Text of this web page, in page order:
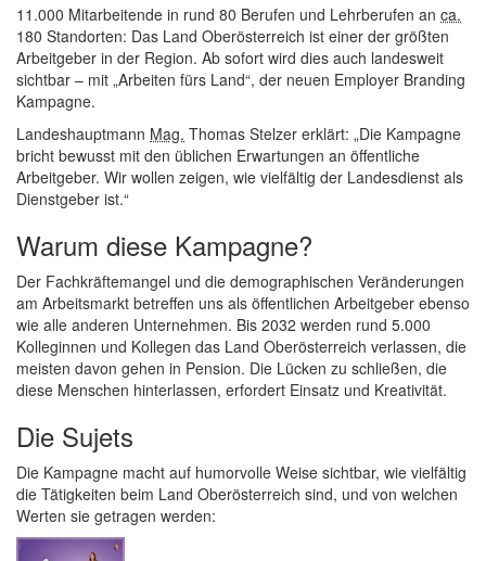
11.000 Mitarbeitende in rund 80 Berufen und Lehrberufen an ca.
180 Standorten: Das Land Oberösterreich ist einer der größten
Arbeitgeber in der Region. Ab sofort wird dies auch landesweit
sichtbar – mit „Arbeiten fürs Land“, der neuen Employer Branding
Kampagne.
Landeshauptmann Mag. Thomas Stelzer erklärt: „Die Kampagne
bricht bewusst mit den üblichen Erwartungen an öffentliche
Arbeitgeber. Wir wollen zeigen, wie vielfältig der Landesdienst als
Dienstgeber ist.“
Warum diese Kampagne?
Der Fachkräftemangel und die demographischen Veränderungen
am Arbeitsmarkt betreffen uns als öffentlichen Arbeitgeber ebenso
wie alle anderen Unternehmen. Bis 2032 werden rund 5.000
Kolleginnen und Kollegen das Land Oberösterreich verlassen, die
meisten davon gehen in Pension. Die Lücken zu schließen, die
diese Menschen hinterlassen, erfordert Einsatz und Kreativität.
Die Sujets
Die Kampagne macht auf humorvolle Weise sichtbar, wie vielfältig
die Tätigkeiten beim Land Oberösterreich sind, und von welchen
Werten sie getragen werden: